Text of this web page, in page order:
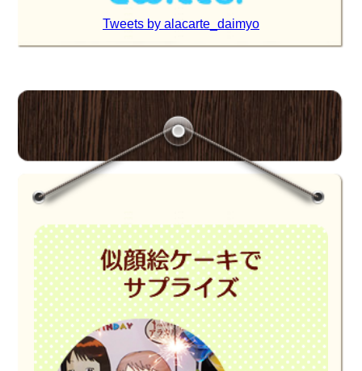
Tweets by alacarte_daimyo